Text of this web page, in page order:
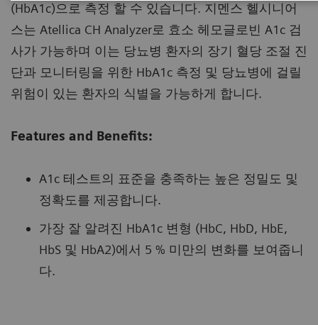
(HbA1c)으로 측정 할 수 있습니다. 지멘스 헬시니어
스는 Atellica CH Analyzer로 효소 헤모글로빈 A1c 검
사가 가능하며 이는 당뇨병 환자의 장기 혈당 조절 진
단과 모니터링을 위한 HbA1c 측정 및 당뇨병에 걸릴
위험이 있는 환자의 식별을 가능하게 합니다.
Features and Benefits:
A1c 테스트의 표준을 충족하는 높은 정밀도 및
정확도를 제공합니다.
가장 잘 알려진 HbA1c 변형 (HbC, HbD, HbE,
HbS 및 HbA2)에서 5 % 미만의 변화를 보여줍니
다.